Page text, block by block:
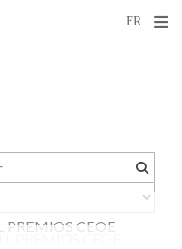
PREMIOS CEOE